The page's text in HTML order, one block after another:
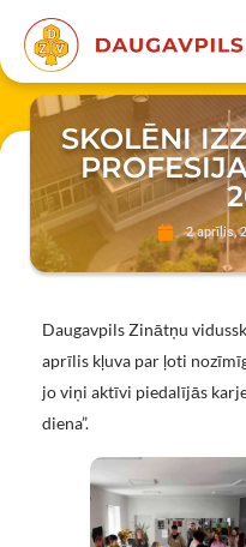
SKOLĒNI
2 aprīlis,
Daugavpils Zinātņu
aprīlis kļuva par ļoti
jo viņi aktīvi piedalījās
diena”.